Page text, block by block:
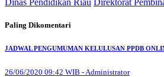
Paling Dikomentari
JADWAL PENGUMUMAN KELULUSAN PPDB
26/06/2020 09:42 WIB - Administrator